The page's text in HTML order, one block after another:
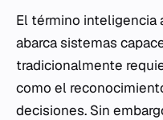
El término inteligencia
abarca sistemas
tradicionalmente
como el
decisiones. Sin